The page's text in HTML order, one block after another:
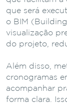
que será
o BIM
visualização
do projeto,
Além disso,
cronogramas
acompanhar
forma clara.